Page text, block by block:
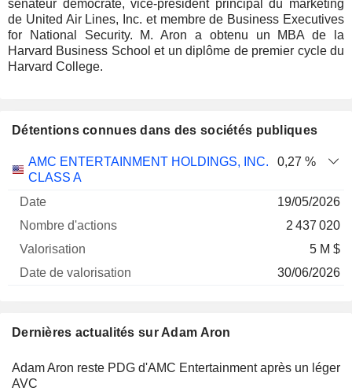
sénateur démocrate, vice-président principal du marketing
de United Air Lines, Inc. et membre de Business Executives
for National Security. M. Aron a obtenu un MBA de la
Harvard Business School et un diplôme de premier cycle du
Harvard College.
Détentions connues dans des sociétés publiques
Société Date
Nombre
Date de
AMC ENTERTAINMENT HOLDINGS, INC.
CLASS A
0,27 %
19/05/2026
2 437 020
5 M $
30/06/2026
Dernières actualités sur Adam Aron
Adam Aron reste PDG d'AMC Entertainment après un léger
AVC